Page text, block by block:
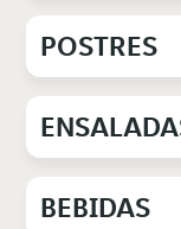
POSTRES
BEBIDAS